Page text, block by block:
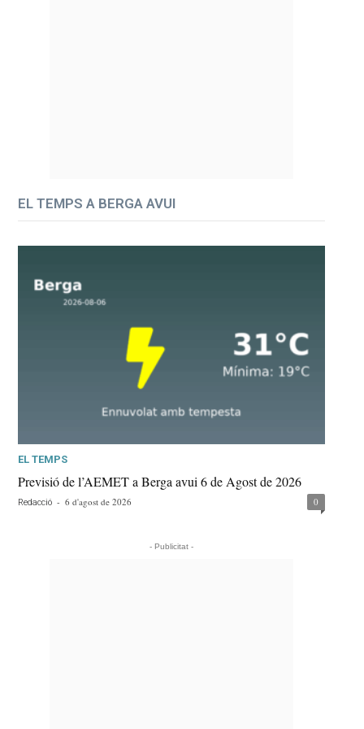
EL TEMPS A BERGA AVUI
EL TEMPS
Previsió de l’AEMET a Berga avui 6 de Agost de 2026
Redacció - 6 d'agost de 2026 0
- Publicitat -